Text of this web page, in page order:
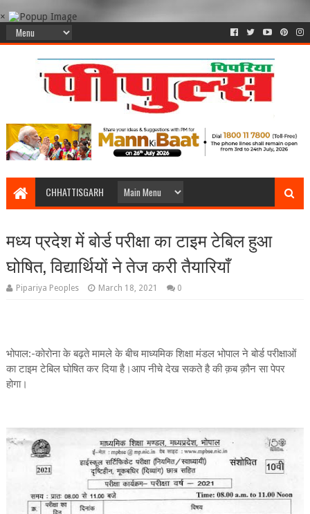
×
CHHATTISGARH
मध्य प्रदेश में बोर्ड परीक्षा का टाइम टेबिल हुआ
घोषित, विद्यार्थियों ने तेज करी तैयारियाँ
Pipariya Peoples March 18, 2021 0
भोपाल:-कोरोना के बढ़ते मामले के बीच माध्यमिक शिक्षा मंडल भोपाल ने बोर्ड परीक्षाओं
का टाइम टेबिल घोषित कर दिया है।आप नीचे देख सकते है की क़ब क़ौन सा पेपर
होगा।